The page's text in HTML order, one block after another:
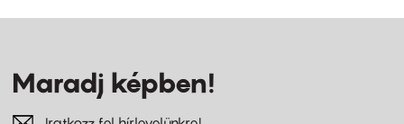
Maradj képben!